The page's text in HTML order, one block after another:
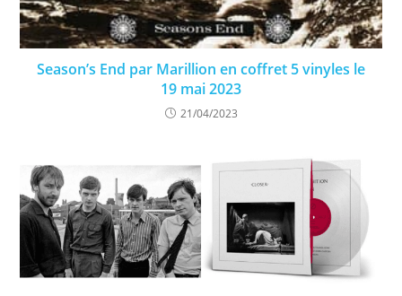
Season’s End par Marillion en coffret 5 vinyles le
19 mai 2023
21/04/2023